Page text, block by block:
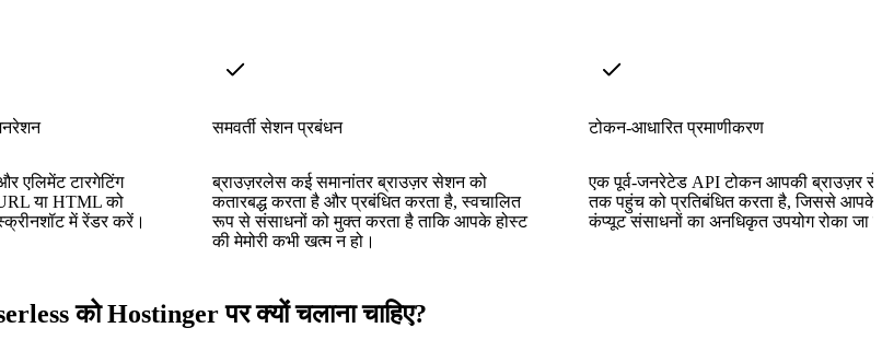
एलिमेंट टारगेटिंग
या HTML को
में रेंडर करें।
समवर्ती सेशन प्रबंधन
ब्राउज़रलेस कई समानांतर ब्राउज़र सेशन को
कतारबद्ध करता है और प्रबंधित करता है, स्वचालित
रूप से संसाधनों को मुक्त करता है ताकि आपके होस्ट
की मेमोरी कभी खत्म न हो।
टोकन-आधारित प्रमाणीकरण
एक पूर्व-जनरेटेड API टोकन आपकी ब्राउज़र
तक पहुंच को प्रतिबंधित करता है, जिससे आपके
कंप्यूट संसाधनों का अनधिकृत उपयोग रोका
को Hostinger पर क्यों चलाना चाहिए?